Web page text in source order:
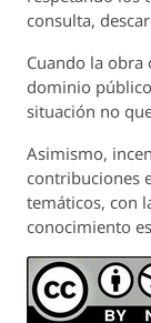
consulta,
Cuando la obra
dominio
situación no
Asimismo,
contribuciones
temáticos, con
conocimiento